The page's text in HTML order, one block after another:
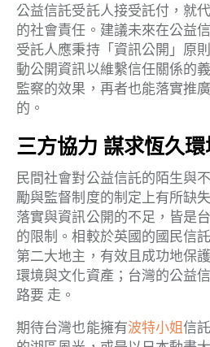
公益信託受託人接受託付，就
的社會責任。建議未來在公益
受託人應秉持「資訊公開」原
動公開資訊以維繫信任關係的
監察的效果，再者也能落實推
的。
三方協力 謀求恆久
民間社會對公益信託的陌生與
勵與監督制度的制定上有所缺
落實與資訊公開的不足，皆是
的限制。相較於英國的國民信
第二大地主，有效且成功地保
環境與文化資產；台灣的公益
路要 走。
期待台灣也能擁有波特小姐信